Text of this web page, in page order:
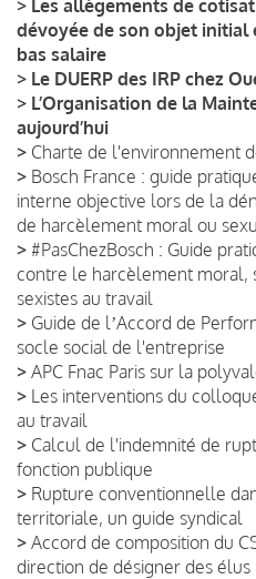
> Les allègements de
dévoyée de son objet initial
bas salaire
> Le DUERP des IRP chez
> L’Organisation de la
aujourd’hui
> Charte de l'environnement
> Bosch France : guide
interne objective lors de la
de harcèlement moral ou
> #PasChezBosch : Guide
contre le harcèlement moral,
sexistes au travail
> Guide de lʼAccord de
socle social de l'entreprise
> APC Fnac Paris sur la
> Les interventions du
au travail
> Calcul de l'indemnité de
fonction publique
> Rupture conventionnelle
territoriale, un guide syndical
> Accord de composition du
direction de désigner des élus